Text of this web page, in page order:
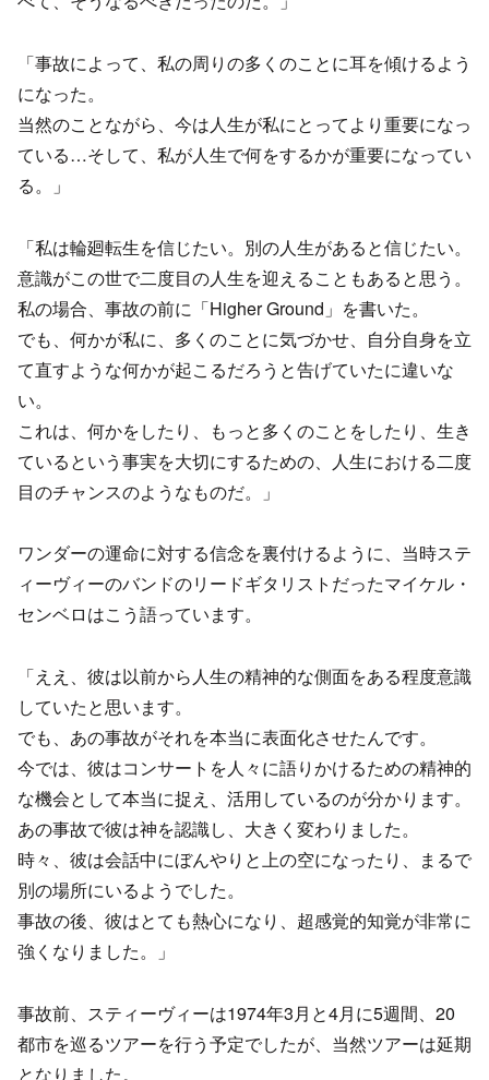
「事故によって、私の周りの多くのことに耳を傾けるよう
になった。
当然のことながら、今は人生が私にとってより重要になっ
ている…そして、私が人生で何をするかが重要になってい
る。」
「私は輪廻転生を信じたい。別の人生があると信じたい。
意識がこの世で二度目の人生を迎えることもあると思う。
私の場合、事故の前に「Higher Ground」を書いた。
でも、何かが私に、多くのことに気づかせ、自分自身を立
て直すような何かが起こるだろうと告げていたに違いな
い。
これは、何かをしたり、もっと多くのことをしたり、生き
ているという事実を大切にするための、人生における二度
目のチャンスのようなものだ。」
ワンダーの運命に対する信念を裏付けるように、当時ステ
ィーヴィーのバンドのリードギタリストだったマイケル・
センベロはこう語っています。
「ええ、彼は以前から人生の精神的な側面をある程度意識
していたと思います。
でも、あの事故がそれを本当に表面化させたんです。
今では、彼はコンサートを人々に語りかけるための精神的
な機会として本当に捉え、活用しているのが分かります。
あの事故で彼は神を認識し、大きく変わりました。
時々、彼は会話中にぼんやりと上の空になったり、まるで
別の場所にいるようでした。
事故の後、彼はとても熱心になり、超感覚的知覚が非常に
強くなりました。」
事故前、スティーヴィーは1974年3月と4月に5週間、20
都市を巡るツアーを行う予定でしたが、当然ツアーは延期
となりました。